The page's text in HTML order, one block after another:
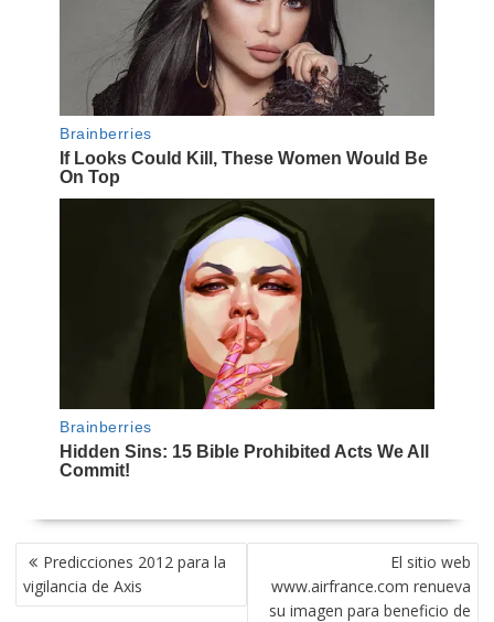
NAVEGACIÓN
DE
ENTRADAS
Predicciones 2012 para la
vigilancia de Axis
El sitio web
www.airfrance.com renueva
su imagen para beneficio de